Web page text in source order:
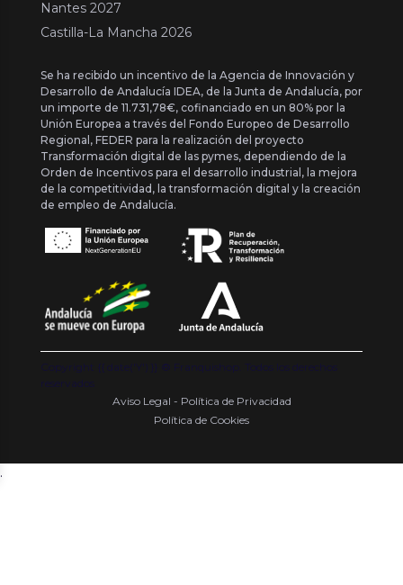
Nantes 2027
Castilla-La Mancha 2026
Se ha recibido un incentivo de la Agencia de Innovación y
Desarrollo de Andalucía IDEA, de la Junta de Andalucía, por
un importe de 11.731,78€, cofinanciado en un 80% por la
Unión Europea a través del Fondo Europeo de Desarrollo
Regional, FEDER para la realización del proyecto
Transformación digital de las pymes, dependiendo de la
Orden de Incentivos para el desarrollo industrial, la mejora
de la competitividad, la transformación digital y la creación
de empleo de Andalucía.
Copyright {{ date('Y') }} ® Franquishop. Todos los derechos
reservados
Aviso Legal - Política de Privacidad
Política de Cookies
.